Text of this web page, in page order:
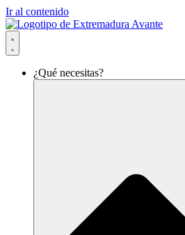
Ir al contenido
¿Qué necesitas?